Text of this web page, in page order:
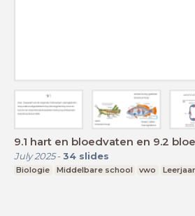
9.1 hart en bloedvaten en 9.2
July 2025- 34 slides
Biologie Middelbare school vwo